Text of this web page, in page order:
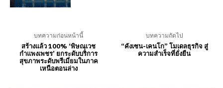
บทความก่อนหน้านี้
สร้างแล้ว 100% ‘พิษณุเวช
กำแพงเพชร’ ยกระดับบริการ
สุขภาพระดับพรีเมี่ยมในภาค
เหนือตอนล่าง
บทความถัดไป
“คังเซน-เคนโก” โมเดลธุรกิจ สู่
ความสำเร็จที่ยั่งยืน